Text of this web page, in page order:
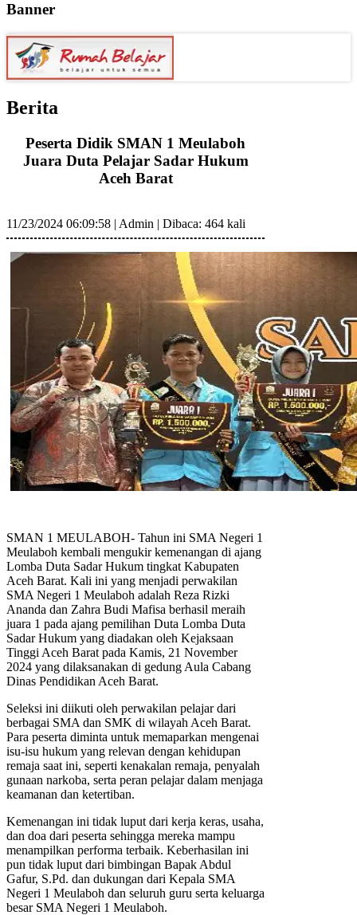
Banner
Berita
Peserta Didik SMAN 1 Meulaboh
Juara Duta Pelajar Sadar Hukum
Aceh Barat
11/23/2024 06:09:58 | Admin | Dibaca: 464 kali
SMAN 1 MEULABOH- Tahun ini SMA Negeri 1
Meulaboh kembali mengukir kemenangan di ajang
Lomba Duta Sadar Hukum tingkat Kabupaten
Aceh Barat. Kali ini yang menjadi perwakilan
SMA Negeri 1 Meulaboh adalah Reza Rizki
Ananda dan Zahra Budi Mafisa berhasil meraih
juara 1 pada ajang pemilihan Duta Lomba Duta
Sadar Hukum yang diadakan oleh Kejaksaan
Tinggi Aceh Barat pada Kamis, 21 November
2024 yang dilaksanakan di gedung Aula Cabang
Dinas Pendidikan Aceh Barat.
Seleksi ini diikuti oleh perwakilan pelajar dari
berbagai SMA dan SMK di wilayah Aceh Barat.
Para peserta diminta untuk memaparkan mengenai
isu-isu hukum yang relevan dengan kehidupan
remaja saat ini, seperti kenakalan remaja, penyalah
gunaan narkoba, serta peran pelajar dalam menjaga
keamanan dan ketertiban.
Kemenangan ini tidak luput dari kerja keras, usaha,
dan doa dari peserta sehingga mereka mampu
menampilkan performa terbaik. Keberhasilan ini
pun tidak luput dari bimbingan Bapak Abdul
Gafur, S.Pd. dan dukungan dari Kepala SMA
Negeri 1 Meulaboh dan seluruh guru serta keluarga
besar SMA Negeri 1 Meulaboh.